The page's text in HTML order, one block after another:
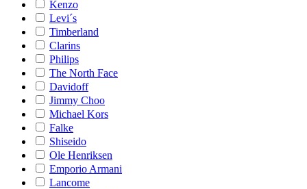
Kenzo
Levi´s
Timberland
Clarins
Philips
The North Face
Davidoff
Jimmy Choo
Michael Kors
Falke
Shiseido
Ole Henriksen
Emporio Armani
Lancome